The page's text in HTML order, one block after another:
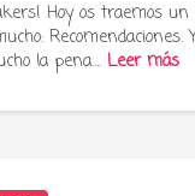
Hoy os traemos un
Recomendaciones.
la pena….Leer más